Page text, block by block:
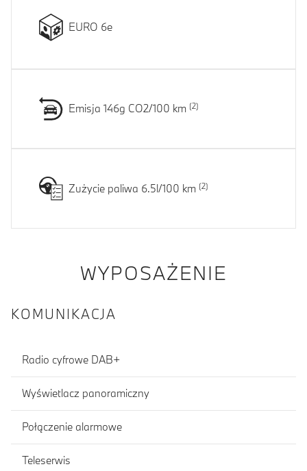
EURO 6e
Emisja 146g CO2/100 km
Zużycie paliwa 6.5l/100 km
WYPOSAŻENIE
KOMUNIKACJA
Radio cyfrowe DAB+
Wyświetlacz panoramiczny
Połączenie alarmowe
Teleserwis